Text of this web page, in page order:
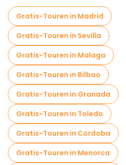
Selbstgeführte Touren in
Fluchtspiele in Valencia
Eintrittskarten in Valencia
Kreuzfahrten in Valencia
Kostenlose
Markttouren in Valencia
Lokale Verkostungstouren in
Kostenlose Tagesausflüge in
Gratis-Touren in Madrid
Gratis-Touren in Sevilla
Gratis-Touren in Malaga
Gratis-Touren in Bilbao
Gratis-Touren in Granada
Gratis-Touren in Toledo
Gratis-Touren in Cordoba
Gratis-Touren in Menorca